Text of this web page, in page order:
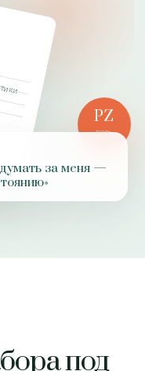
PZ
РОЛЬ
за меня —
под